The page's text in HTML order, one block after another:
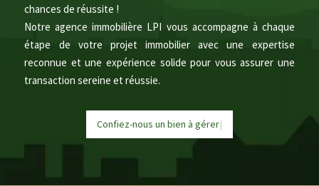
chances de réussite !
Notre agence immobilière LPI vous accompagne à chaque
étape de votre projet immobilier avec une expertise
reconnue et une expérience solide pour vous assurer une
transaction sereine et réussie.
Confiez-nous un bien à gérer|